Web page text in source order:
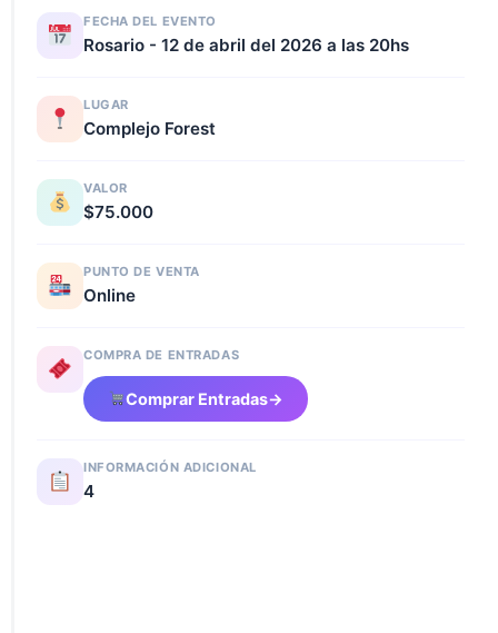
FECHA DEL EVENTO
Rosario - 12 de abril del 2026 a las 20hs
LUGAR
Complejo Forest
VALOR
$75.000
PUNTO DE VENTA
Online
COMPRA DE ENTRADAS
Comprar Entradas→
INFORMACIÓN ADICIONAL
4